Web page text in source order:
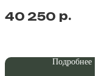
40 250 р.
Подробнее